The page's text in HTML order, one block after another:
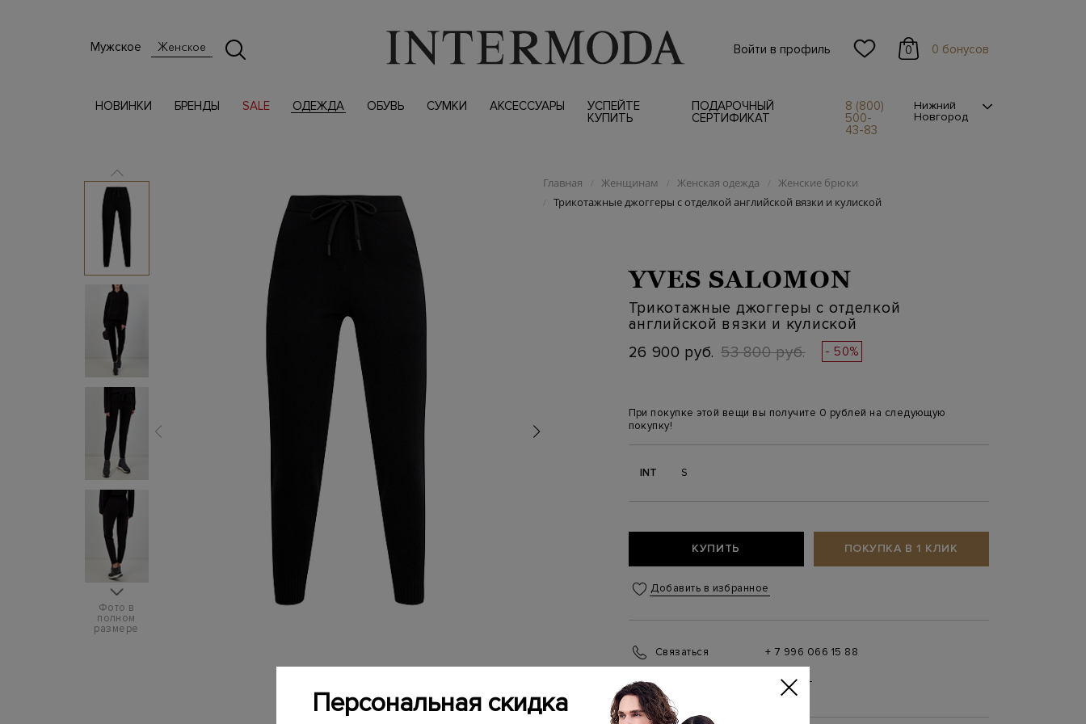
Мужское Женское Войти в профиль 0 0 бонусов
НОВИНКИ БРЕНДЫ SALE ОДЕЖДА ОБУВЬ СУМКИ АКСЕССУАРЫ
УСПЕЙТЕ
КУПИТЬ
ПОДАРОЧНЫЙ
СЕРТИФИКАТ
8 (800)
500-
43-83
Нижний
Новгород
Фото в
полном
размере
Главная / Женщинам / Женская одежда / Женские брюки
/ Трикотажные джоггеры с отделкой английской вязки и кулиской
YVES SALOMON
Трикотажные джоггеры с отделкой
английской вязки и кулиской
26 900 руб. 53 800 руб. - 50%
При покупке этой вещи вы получите 0 рублей на следующую
покупку!
INT S
КУПИТЬ ПОКУПКА В 1 КЛИК
Добавить в избранное
Связаться
+ 7 996 066 15 88
(ежедневно с 10:00 до 21:00)
Персональная скидка